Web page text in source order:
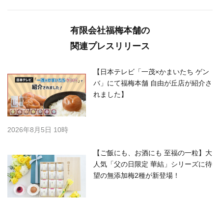
有限会社福梅本舗の
関連プレスリリース
【日本テレビ「一茂×かまいたち ゲン
バ」にて福梅本舗 自由が丘店が紹介さ
れました】
2026年8月5日 10時
【ご飯にも、お酒にも 至福の一粒】大
人気「父の日限定 華結」シリーズに待
望の無添加梅2種が新登場！